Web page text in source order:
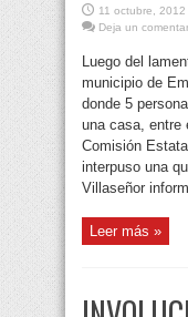
11 octubre, 2012
Deja un
Luego del
municipio de
donde 5
una casa, entre
Comisión
interpuso una
Villaseñor
Leer más »